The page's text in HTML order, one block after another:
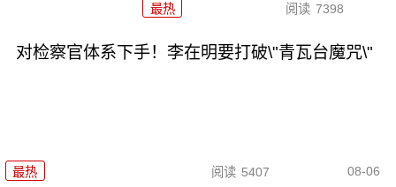
最热 阅读 7398
对检察官体系下手！李在明要打破\"青瓦台魔咒\"
最热 阅读 5407 08-06